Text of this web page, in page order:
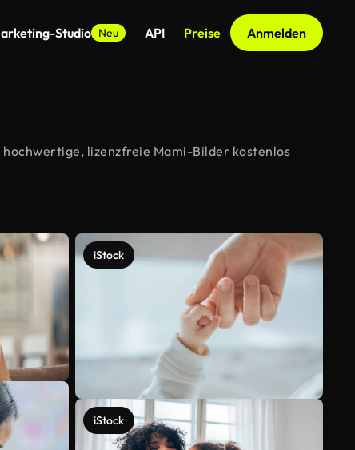
Studio Neu API Preise Anmelden
lizenzfreie Mami-Bilder kostenlos
iStock
iStock